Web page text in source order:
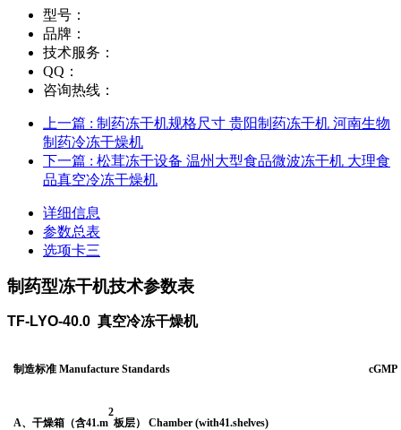
型号：
品牌：
技术服务：
QQ：
咨询热线：
上一篇 : 制药冻干机规格尺寸 贵阳制药冻干机 河南生物
制药冷冻干燥机
下一篇 : 松茸冻干设备 温州大型食品微波冻干机 大理食
品真空冷冻干燥机
详细信息
参数总表
选项卡三
制药型冻干机技术参数表
TF-LYO-40.0 真空冷冻干燥机
制造标准 Manufacture Standards cGMP
A、干燥箱（含41.m
2
板层）
Chamber (with41.shelves)